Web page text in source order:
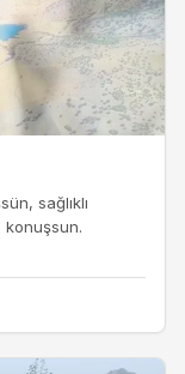
sağlıklı
konuşsun.